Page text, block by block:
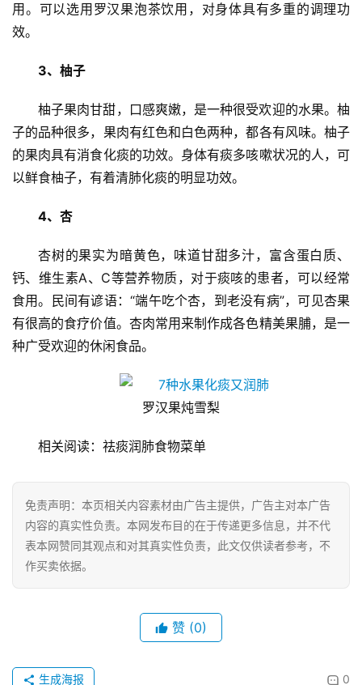
新
闻
财
经
商
业
金
融
互
乐
用。可以选用罗汉果泡茶饮用，对身体具有多重的调理功
效。
3、柚子
柚子果肉甘甜，口感爽嫩，是一种很受欢迎的水果。柚
子的品种很多，果肉有红色和白色两种，都各有风味。柚子
的果肉具有消食化痰的功效。身体有痰多咳嗽状况的人，可
以鲜食柚子，有着清肺化痰的明显功效。
4、杏
杏树的果实为暗黄色，味道甘甜多汁，富含蛋白质、
钙、维生素A、C等营养物质，对于痰咳的患者，可以经常
食用。民间有谚语：“端午吃个杏，到老没有病”，可见杏果
有很高的食疗价值。杏肉常用来制作成各色精美果脯，是一
种广受欢迎的休闲食品。
罗汉果炖雪梨
相关阅读：祛痰润肺食物菜单
免责声明：本页相关内容素材由广告主提供，广告主对本广告
内容的真实性负责。本网发布目的在于传递更多信息，并不代
表本网赞同其观点和对其真实性负责，此文仅供读者参考，不
作买卖依据。
赞 (0)
0
生成海报